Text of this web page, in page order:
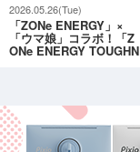
2026.05.26(Tue)
「ZONe ENERGY」×
「ウマ娘」コラボ！「Z
ONe ENERGY TOUGHN